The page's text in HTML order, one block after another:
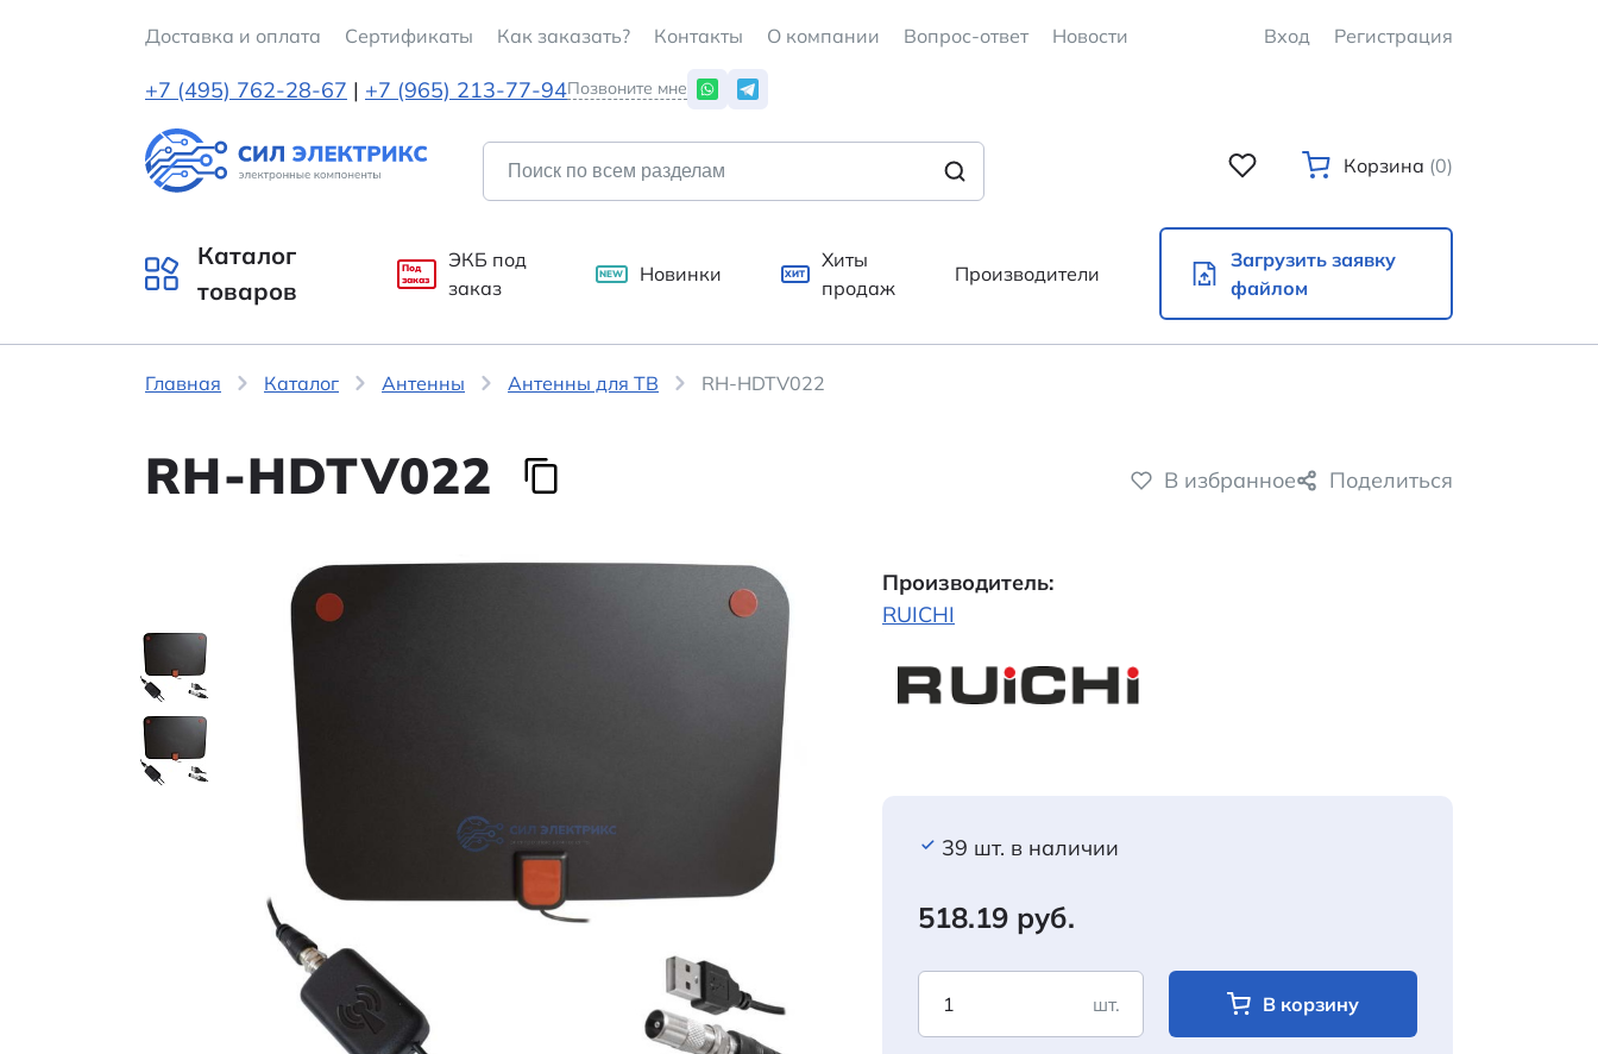
Доставка и оплата Cертификаты Как заказать? Контакты О компании Вопрос-ответ Новости Вход Регистрация
+7 (495) 762-28-67 | +7 (965) 213-77-94Позвоните мне
Корзина (0)
Каталог
товаров
Под
заказ
ЭКБ под
заказ
NEW Новинки ХИТ
Хиты
продаж
Производители
Загрузить заявку
файлом
Главная Каталог Антенны Антенны для ТВ RH-HDTV022
RH-HDTV022 В избранное Поделиться
Производитель:
RUICHI
39 шт. в наличии
518.19 руб.
шт. В корзину